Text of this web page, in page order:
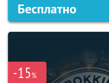
Бесплатно
-15%